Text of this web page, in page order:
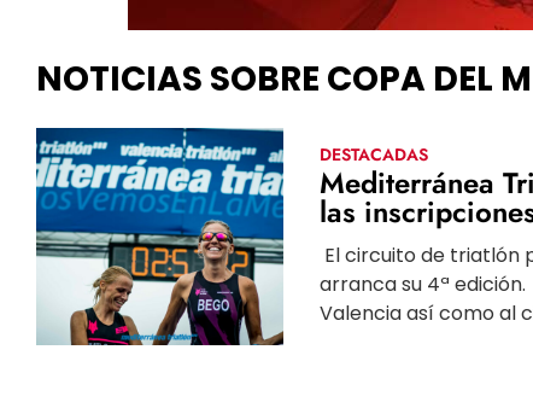
NOTICIAS SOBRE COPA DEL
DESTACADAS
Mediterránea
las
El circuito de triatlón
arranca su 4ª
Valencia así como al